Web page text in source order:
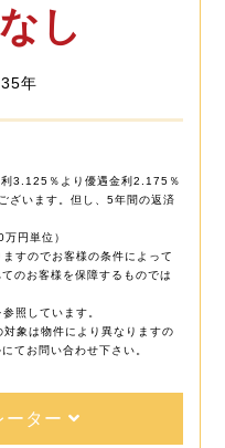
なし
年
3.125％より優遇金利2.175％
ざいます。但し、5年間の返済
円単位）
すのでお客様の条件によって
のお客様を保障するものでは
照しています。
象は物件により異なりますの
てお問い合わせ下さい。
ーター